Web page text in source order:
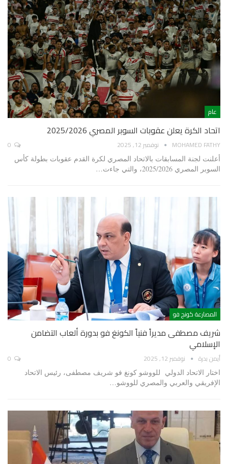
عام
اتحاد الكرة يعلن عقوبات السوبر المصري 2025/2026
MOHAMED FATHY نوفمبر 12, 2025
أعلنت لجنة المسابقات بالاتحاد المصري لكرة القدم عقوبات بطولة كأس
السوبر المصري 2025/2026، والتي جاءت…
المصارعة كونج فو
شريف مصطفى مديراً فنياً الكونغ فو بدورة ألعاب التضامن
الإسلامي
أيمن بدرة نوفمبر 12, 2025
اختار الاتحاد الدولي للووشو كونغ فو شريف مصطفى، رئيس الاتحاد
الإفريقي والعربي والمصري للووشو…